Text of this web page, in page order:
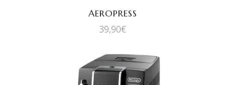
AEROPRESS
39,90€